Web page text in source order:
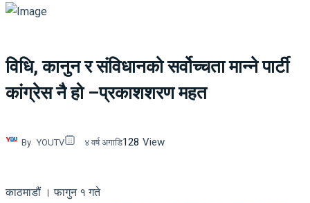
विधि, कानुन र संविधानको सर्वोच्चता मान्ने पार्टी
कांग्रेस नै हो –प्रकाशशरण महत
By YOUTV ४ वर्ष अगाडि128 View
काठमाडौं । फागुन १ गते